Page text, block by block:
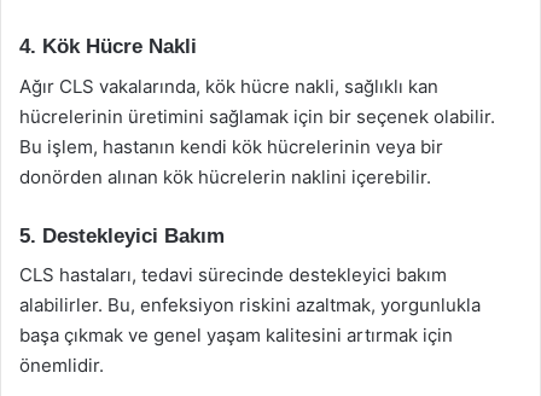
4. Kök Hücre Nakli
Ağır CLS vakalarında, kök hücre nakli, sağlıklı kan
hücrelerinin üretimini sağlamak için bir seçenek olabilir.
Bu işlem, hastanın kendi kök hücrelerinin veya bir
donörden alınan kök hücrelerin naklini içerebilir.
5. Destekleyici Bakım
CLS hastaları, tedavi sürecinde destekleyici bakım
alabilirler. Bu, enfeksiyon riskini azaltmak, yorgunlukla
başa çıkmak ve genel yaşam kalitesini artırmak için
önemlidir.